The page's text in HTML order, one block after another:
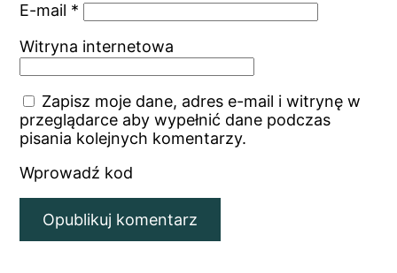
E-mail *
Witryna internetowa
Zapisz moje dane, adres e-mail i witrynę w
przeglądarce aby wypełnić dane podczas
pisania kolejnych komentarzy.
Wprowadź kod